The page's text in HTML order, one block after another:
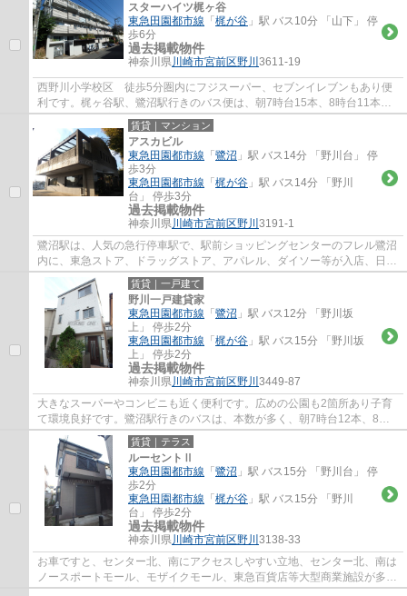
スターハイツ梶ヶ谷
東急田園都市線 「 梶が谷 」駅 バス10分 「山下」 停
歩6分
過去掲載物件
神奈川県川崎市宮前区野川 3611-19
西野川小学校区 徒歩5分圏内にフジスーパー、セブンイレブンもあり便
利です。梶ヶ谷駅、鷺沼駅行きのバス便は、朝7時台15本、8時台11本、
25時過まで深夜バスも運行しており、便利な路...
賃貸｜マンション
アスカビル
東急田園都市線 「 鷺沼 」駅 バス14分 「野川台」 停
歩3分
東急田園都市線 「 梶が谷 」駅 バス14分 「野川
台」 停歩3分
過去掲載物件
神奈川県川崎市宮前区野川 3191-1
鷺沼駅は、人気の急行停車駅で、駅前ショッピングセンターのフレル鷺沼
内に、東急ストア、ドラッグストア、アパレル、ダイソー等が入店、日常
のお買い物に便利で、周辺には、飲食店街...
賃貸｜一戸建て
野川一戸建貸家
東急田園都市線 「 鷺沼 」駅 バス12分 「野川坂
上」 停歩2分
東急田園都市線 「 梶が谷 」駅 バス15分 「野川坂
上」 停歩2分
過去掲載物件
神奈川県川崎市宮前区野川 3449-87
大きなスーパーやコンビニも近く便利です。広めの公園も2箇所あり子育
て環境良好です。鷺沼駅行きのバスは、本数が多く、朝7時台12本、8時
台13本、深夜バスも25時過ぎまで運行しており...
賃貸｜テラス
ルーセントⅡ
東急田園都市線 「 鷺沼 」駅 バス15分 「野川台」 停
歩2分
東急田園都市線 「 梶が谷 」駅 バス15分 「野川
台」 停歩2分
過去掲載物件
神奈川県川崎市宮前区野川 3138-33
お車ですと、センター北、南にアクセスしやすい立地、センター北、南は
ノースポートモール、モザイクモール、東急百貨店等大型商業施設が多
く、休日の過ごし方の幅も広がります。田園...